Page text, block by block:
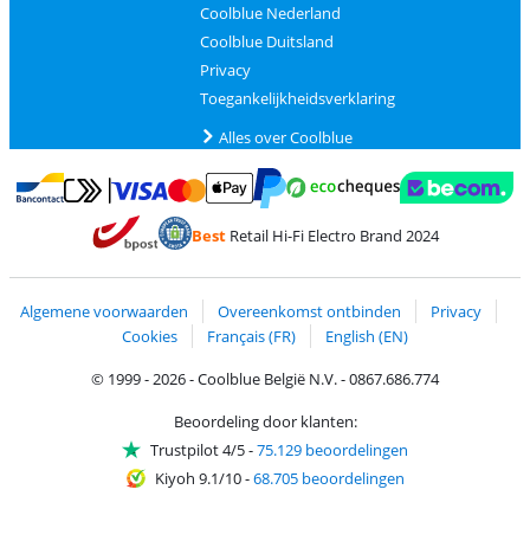
Coolblue Nederland
Coolblue Duitsland
Privacy
Toegankelijkheidsverklaring
Alles over Coolblue
Betalen met Bancontact
Betalen met MasterCard en Visa via ClickToPay
Betalen met PayPal
BestRetail Hi-Fi Electro Brand 2024
Algemene voorwaarden Overeenkomst ontbinden
Privacy
Cookies
Français (FR)
English (EN)
© 1999 - 2026 - Coolblue België N.V. - 0867.686.774
Beoordeling door klanten:
Trustpilot 4/5-75.129 beoordelingen
Kiyoh 9.1/10-68.705 beoordelingen